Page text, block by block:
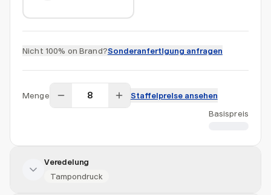
Nicht 100% on Brand?Sonderanfertigung anfragen
Menge
Staffelpreise ansehen
Basispreis
Veredelung
Tampondruck